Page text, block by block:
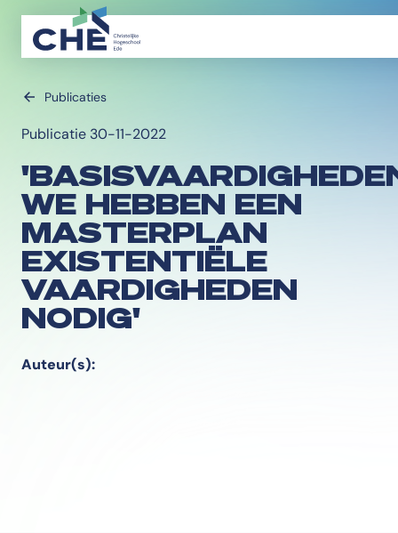
Publicaties
Publicatie 30-11-2022
WE HEBBEN EEN
MASTERPLAN
EXISTENTIËLE
VAARDIGHEDEN
NODIG'
Auteur(s):